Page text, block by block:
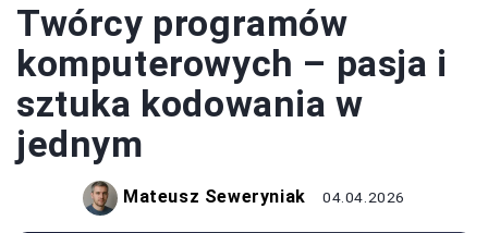
Twórcy programów
komputerowych – pasja i
sztuka kodowania w
jednym
Mateusz Seweryniak 04.04.2026